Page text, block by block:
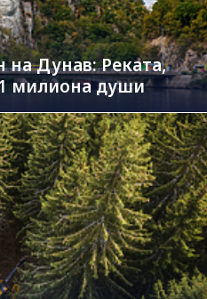
Дунав: Реката,
милиона души